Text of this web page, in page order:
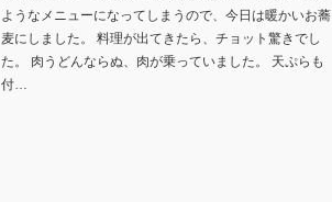
ようなメニューになってしまうので、今日は暖かいお蕎
麦にしました。 料理が出てきたら、チョット驚きでし
た。 肉うどんならぬ、肉が乗っていました。 天ぷらも
付…